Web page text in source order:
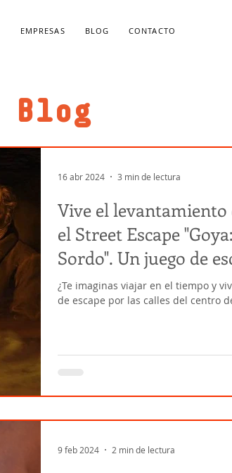
EMPRESAS BLOG CONTACTO
Blog
Vive el levantamiento
el Street Escape "Goya: La Ruta del
Sordo". Un juego de
¿Te imaginas viajar en el tiempo y
de escape por las calles del centro
16 abr 2024 3 min de lectura
9 feb 2024 2 min de lectura